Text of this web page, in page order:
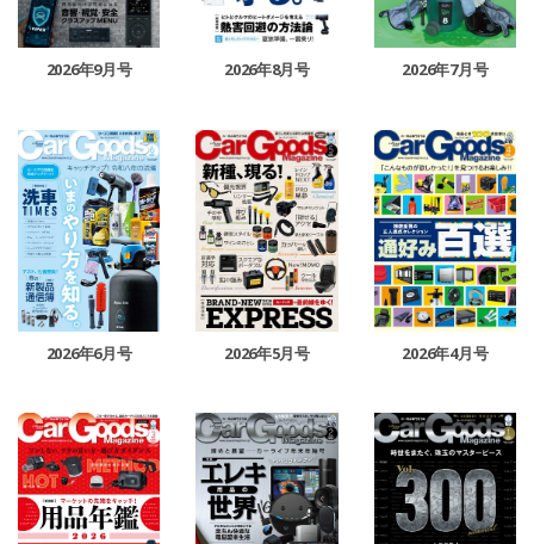
2026年9月号 2026年8月号 2026年7月号
2026年6月号 2026年5月号 2026年4月号